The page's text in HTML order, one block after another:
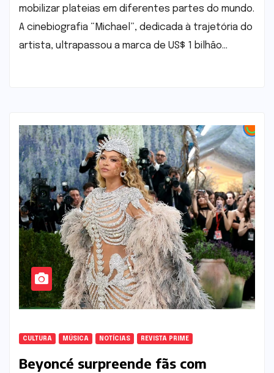
mobilizar plateias em diferentes partes do mundo.
A cinebiografia “Michael”, dedicada à trajetória do
artista, ultrapassou a marca de US$ 1 bilhão…
CULTURA MÚSICA NOTÍCIAS REVISTA PRIME
Beyoncé surpreende fãs com